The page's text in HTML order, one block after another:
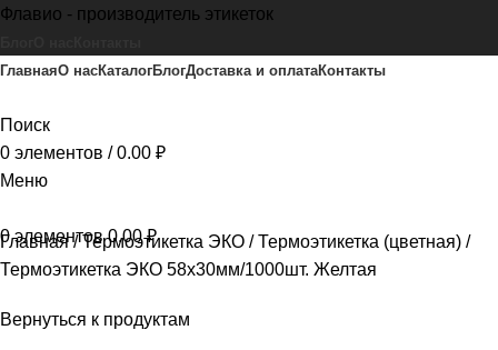
Флавио - производитель этикеток
ГлавнаяО насКаталогБлогДоставка и оплатаКонтакты
Поиск
0 элементов / 0.00 ₽
Меню
0элементов 0.00₽
Главная Термоэтикетка ЭКО
Термоэтикетка (цветная)
Термоэтикетка ЭКО 58х30мм/1000шт. Желтая
Вернуться к продуктам